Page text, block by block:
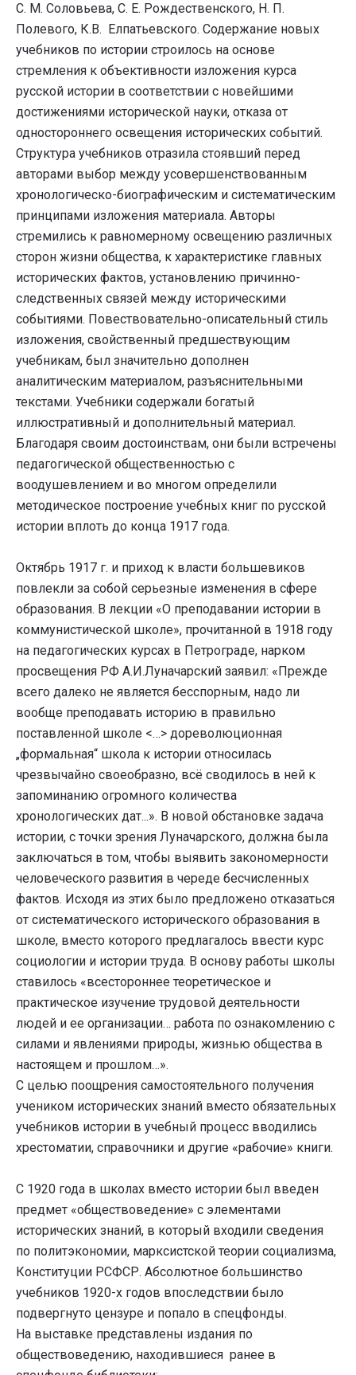
С. М. Соловьева, С. Е. Рождественского, Н. П.
Полевого, К.В. Елпатьевского. Содержание новых
учебников по истории строилось на основе
стремления к объективности изложения курса
русской истории в соответствии с новейшими
достижениями исторической науки, отказа от
одностороннего освещения исторических событий.
Структура учебников отразила стоявший перед
авторами выбор между усовершенствованным
хронологическо-биографическим и систематическим
принципами изложения материала. Авторы
стремились к равномерному освещению различных
сторон жизни общества, к характеристике главных
исторических фактов, установлению причинно-
следственных связей между историческими
событиями. Повествовательно-описательный стиль
изложения, свойственный предшествующим
учебникам, был значительно дополнен
аналитическим материалом, разъяснительными
текстами. Учебники содержали богатый
иллюстративный и дополнительный материал.
Благодаря своим достоинствам, они были встречены
педагогической общественностью с
воодушевлением и во многом определили
методическое построение учебных книг по русской
истории вплоть до конца 1917 года.
Октябрь 1917 г. и приход к власти большевиков
повлекли за собой серьезные изменения в сфере
образования. В лекции «О преподавании истории в
коммунистической школе», прочитанной в 1918 году
на педагогических курсах в Петрограде, нарком
просвещения РФ А.И.Луначарский заявил: «Прежде
всего далеко не является бесспорным, надо ли
вообще преподавать историю в правильно
поставленной школе <…> дореволюционная
„формальная“ школа к истории относилась
чрезвычайно своеобразно, всё сводилось в ней к
запоминанию огромного количества
хронологических дат...». В новой обстановке задача
истории, с точки зрения Луначарского, должна была
заключаться в том, чтобы выявить закономерности
человеческого развития в череде бесчисленных
фактов. Исходя из этих было предложено отказаться
от систематического исторического образования в
школе, вместо которого предлагалось ввести курс
социологии и истории труда. В основу работы школы
ставилось «всестороннее теоретическое и
практическое изучение трудовой деятельности
людей и ее организации… работа по ознакомлению с
силами и явлениями природы, жизнью общества в
настоящем и прошлом…».
С целью поощрения самостоятельного получения
учеником исторических знаний вместо обязательных
учебников истории в учебный процесс вводились
хрестоматии, справочники и другие «рабочие» книги.
С 1920 года в школах вместо истории был введен
предмет «обществоведение» с элементами
исторических знаний, в который входили сведения
по политэкономии, марксистской теории социализма,
Конституции РСФСР. Абсолютное большинство
учебников 1920-х годов впоследствии было
подвергнуто цензуре и попало в спецфонды.
На выставке представлены издания по
обществоведению, находившиеся ранее в